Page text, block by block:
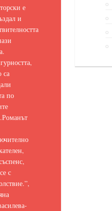
е
и
са
по
Романът
с
”,